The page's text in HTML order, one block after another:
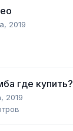
2019
где купить?
2019